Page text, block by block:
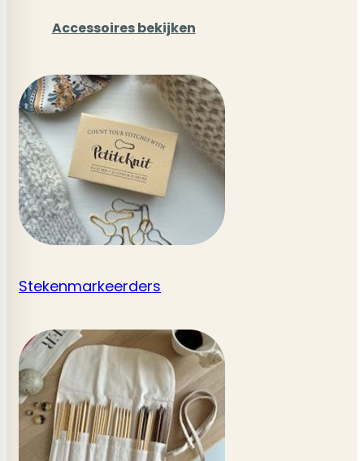
Accessoires bekijken
Stekenmarkeerders